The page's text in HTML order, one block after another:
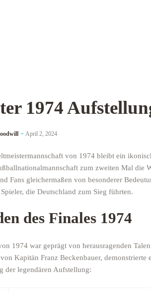
1974
April 2, 2024
von 1974 bleibt ein
zum zweiten Mal die
Fans gleichermaßen von besonderer
die Deutschland zum Sieg führten.
des Finales 1974
1974 war geprägt von herausragenden
Kapitän Franz Beckenbauer,
der legendären Aufstellung: